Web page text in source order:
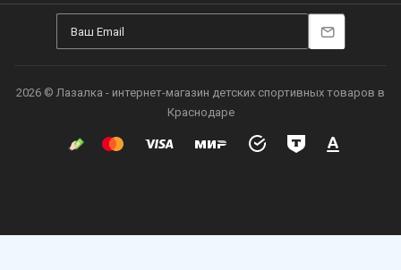
2026 © Лазалка - интернет-магазин детских спортивных товаров в
Краснодаре